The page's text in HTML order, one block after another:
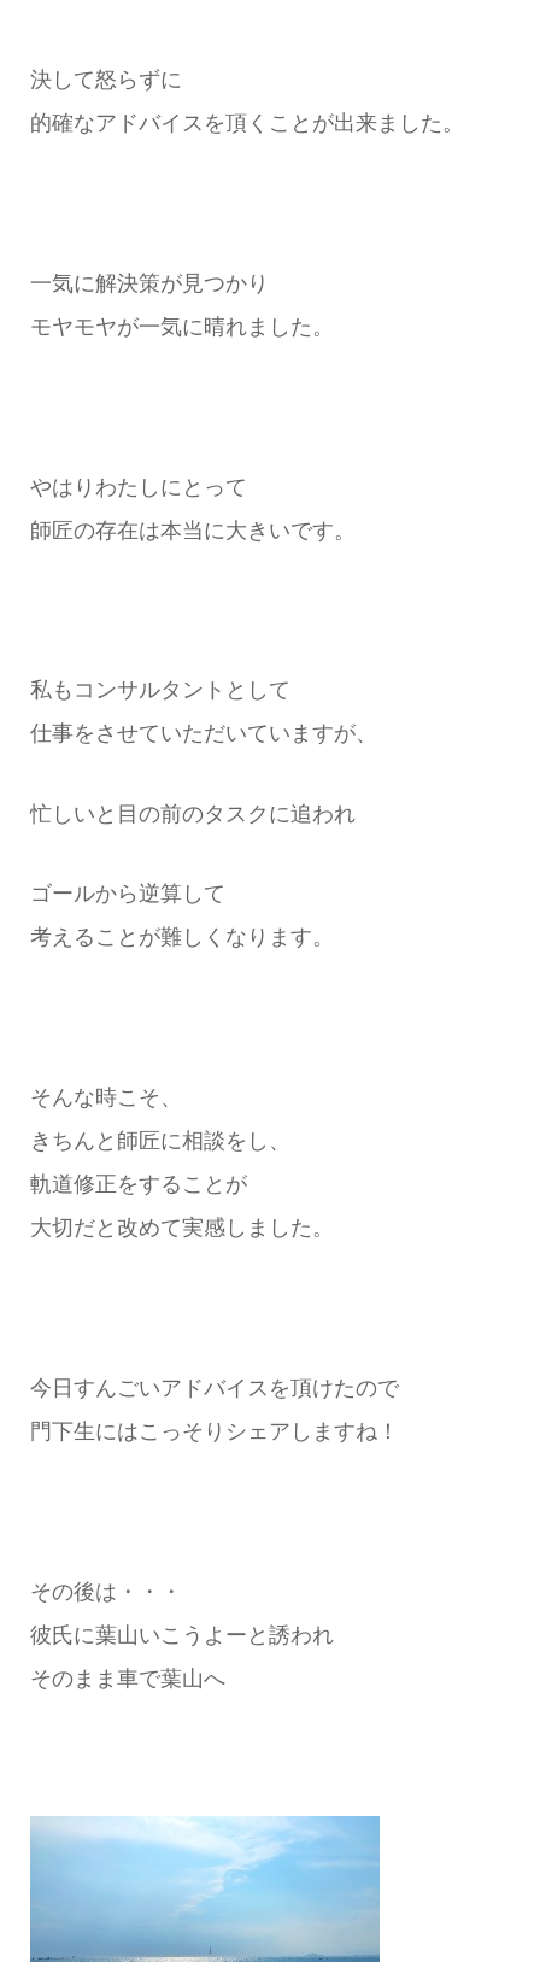
決して怒らずに
的確なアドバイスを頂くことが出来ました。
一気に解決策が見つかり
モヤモヤが一気に晴れました。
やはりわたしにとって
師匠の存在は本当に大きいです。
私もコンサルタントとして
仕事をさせていただいていますが、
忙しいと目の前のタスクに追われ
ゴールから逆算して
考えることが難しくなります。
そんな時こそ、
きちんと師匠に相談をし、
軌道修正をすることが
大切だと改めて実感しました。
今日すんごいアドバイスを頂けたので
門下生にはこっそりシェアしますね！
その後は・・・
彼氏に葉山いこうよーと誘われ
そのまま車で葉山へ